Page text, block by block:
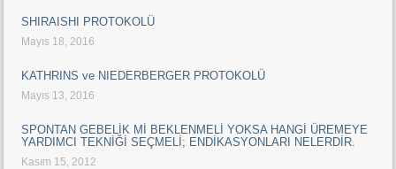
SHIRAISHI PROTOKOLÜ
Mayıs 18, 2016
KATHRINS ve NIEDERBERGER PROTOKOLÜ
Mayıs 13, 2016
SPONTAN GEBELİK Mİ BEKLENMELİ YOKSA HANGİ ÜREMEYE
YARDIMCI TEKNİĞİ SEÇMELİ; ENDİKASYONLARI NELERDİR.
Kasım 15, 2012